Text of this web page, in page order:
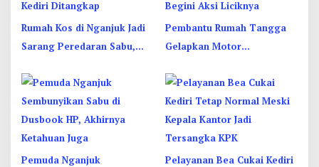
Rumah Kos di Nganjuk Jadi
Sarang Peredaran Sabu,
Kediri Ditangkap
Pembantu Rumah Tangga
Gelapkan Motor
Begini Aksi Liciknya
Pemuda Nganjuk
Pelayanan Bea Cukai Kediri